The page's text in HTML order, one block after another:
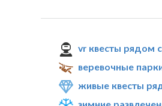
vr квесты рядом
веревочные
живые квесты
зимние